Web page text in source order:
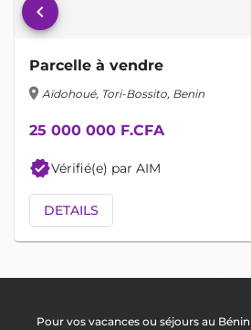
Parcelle à vendre
location_on Aïdohoué, Tori-Bossito, Benin
25 000 000 F.CFA
verifiedVérifié(e) par AIM
DETAILS
keyboard_arrow_left
Pour vos vacances ou séjours au Bénin